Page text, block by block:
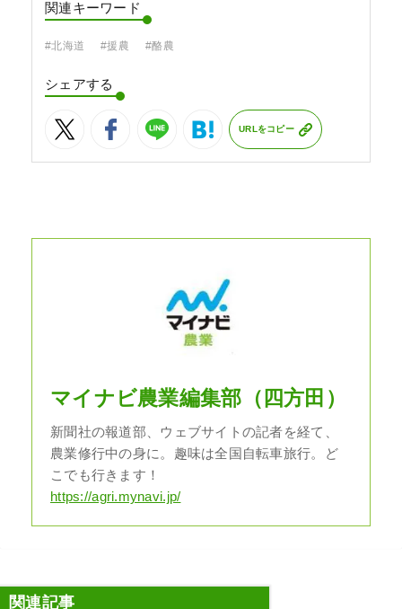
関連キーワード
#北海道 #援農 #酪農
シェアする
URLをコピー
マイナビ農業編集部（四方田）
新聞社の報道部、ウェブサイトの記者を経て、
農業修行中の身に。趣味は全国自転車旅行。ど
こでも行きます！
https://agri.mynavi.jp/
関連記事